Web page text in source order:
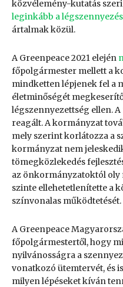
közvélemény-kutatás
leginkább a
ártalmak közül.
A Greenpeace 2021 elején
főpolgármester mellett a
mindketten lépjenek fel a
életminőségét
légszennyezettség ellen.
reagált. A kormányzat
mely szerint korlátozza a
kormányzat nem
tömegközlekedés
az önkormányzatoktól oly
szinte ellehetetlenítette a
színvonalas működtetését.
A Greenpeace
főpolgármestertől, hogy
nyilvánosságra a
vonatkozó ütemtervét, és
milyen lépéseket kíván